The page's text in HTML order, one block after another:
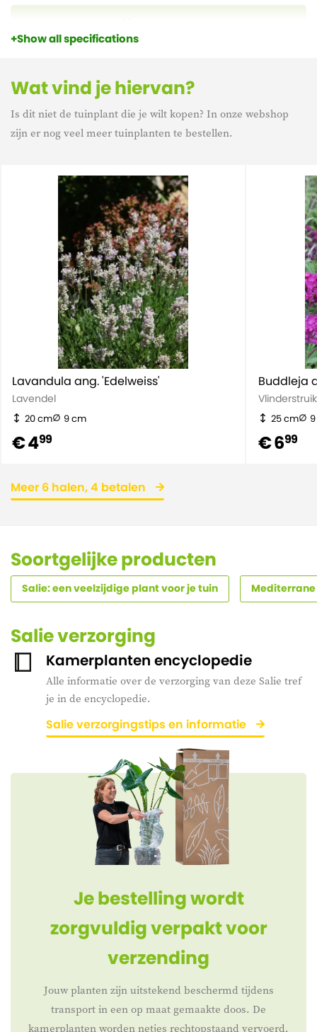
Levensduur Meerjarig
Mediterrane planten
Show all specifications
Wat vind je hiervan?
Is dit niet de tuinplant die je wilt kopen? In onze webshop
zijn er nog veel meer tuinplanten te bestellen.
Lavandula ang. 'Edelweiss'
Lavendel
20 cm 9 cm
€ 499
Buddleja
Vlinderstruik
25 cm
€ 699
Meer 6 halen, 4 betalen
Soortgelijke producten
Salie: een veelzijdige plant voor je tuin
Salie verzorging
Kamerplanten encyclopedie
Alle informatie over de verzorging van deze Salie tref
je in de encyclopedie.
Salie verzorgingstips en informatie
Je bestelling wordt
zorgvuldig verpakt voor
verzending
Jouw planten zijn uitstekend beschermd tijdens
transport in een op maat gemaakte doos. De
kamerplanten worden netjes rechtopstaand vervoerd,